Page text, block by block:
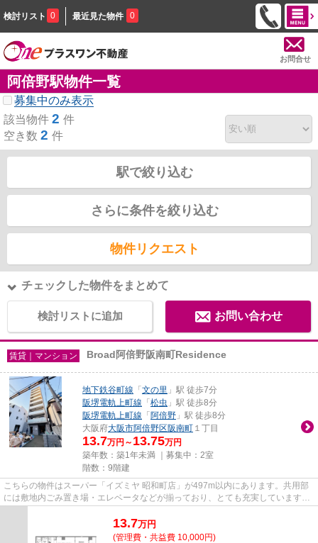
検討リスト 0 最近見た物件 0
お問合せ
阿倍野駅物件一覧
募集中のみ表示
該当物件 2 件
空き数 2 件
駅で絞り込む
さらに条件を絞り込む
物件リクエスト
チェックした物件をまとめて
検討リストに追加 お問い合わせ
賃貸｜マンション Broad阿倍野阪南町Residence
地下鉄谷町線 「 文の里 」駅 徒歩7分
阪堺電軌上町線 「 松虫 」駅 徒歩8分
阪堺電軌上町線 「 阿倍野 」駅 徒歩8分
大阪府大阪市阿倍野区阪南町 １丁目
13.7万円～ 13.75万円
築年数：築1年未満 ｜募集中： 2室
階数：9階建
こちらの物件はスーパー「イズミヤ 昭和町店」が497m以内にあります。共用部
には敷地内ごみ置き場・エレベータなどが揃っており、とても充実しています。
13.7万円
(管理費・共益費 10,000円)